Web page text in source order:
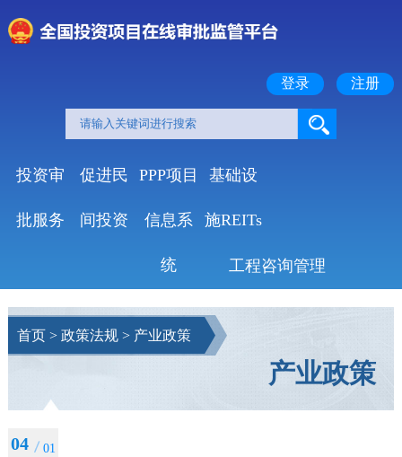
登录 注册
投资审
批服务
促进民
间投资
PPP项目
信息系
统
基础设
施REITs
工程咨询管理
首页> 政策法规> 产业政策
产业政策
04 01